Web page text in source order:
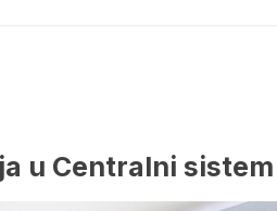
u Centralni sistem